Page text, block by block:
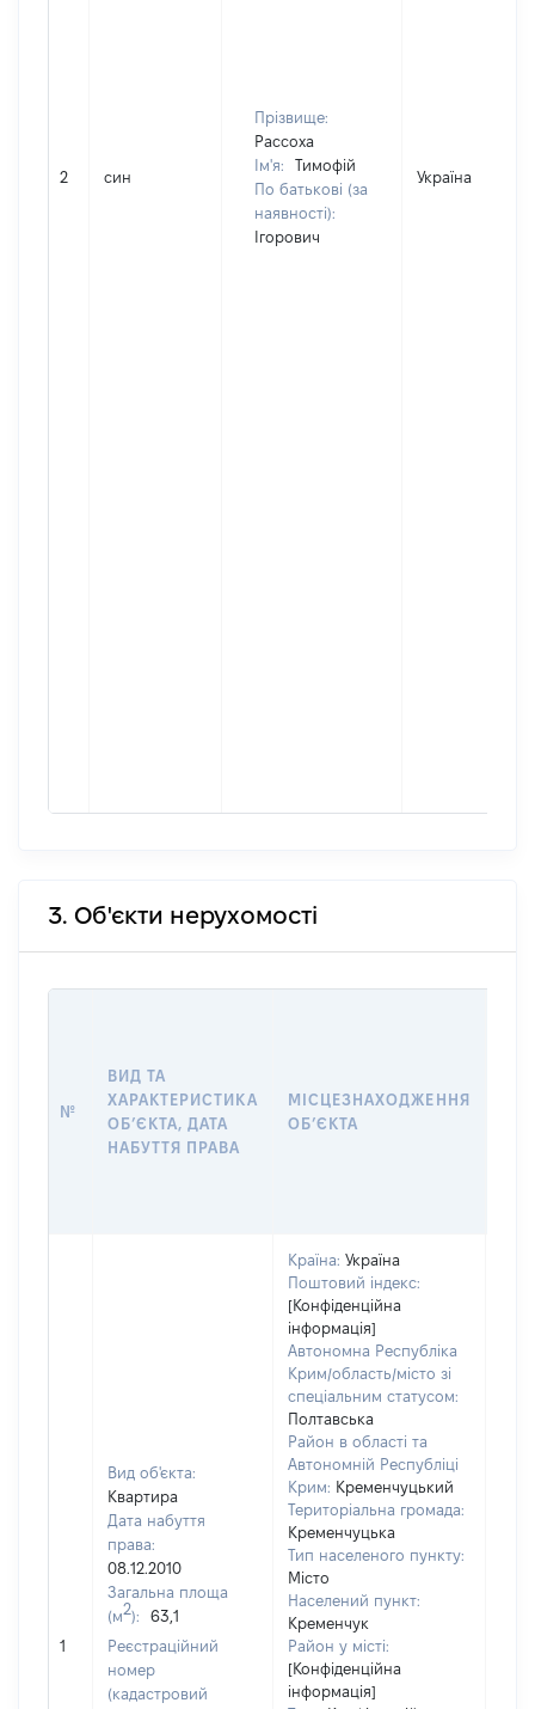
2 син
Прізвище:
Рассоха
Ім'я:
Тимофій
По батькові (за
наявності):
Ігорович
Україна
3. Об'єкти нерухомості
№
ВИД ТА
ХАРАКТЕРИСТИКА
ОБʼЄКТА, ДАТА
НАБУТТЯ ПРАВА
МІСЦЕЗНАХОДЖЕННЯ
ОБʼЄКТА
1
Вид об'єкта:
Квартира
Дата набуття
права:
08.12.2010
Загальна площа
(м2):
63,1
Реєстраційний
номер
(кадастровий
Країна: Україна
Поштовий індекс:
[Конфіденційна
інформація]
Автономна Республіка
Крим/область/місто зі
спеціальним статусом:
Полтавська
Район в області та
Автономній Республіці
Крим: Кременчуцький
Територіальна громада:
Кременчуцька
Тип населеного пункту:
Місто
Населений пункт:
Кременчук
Район у місті:
[Конфіденційна
інформація]